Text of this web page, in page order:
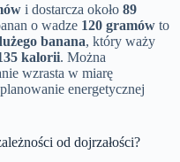
i dostarcza około 89
o wadze 120 gramów to
banana, który waży
kalorii. Można
wzrasta w miarę
energetycznej
od dojrzałości?